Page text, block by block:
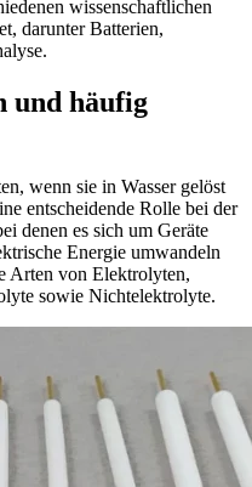
wissenschaftlichen
darunter Batterien,
und häufig
wenn sie in Wasser gelöst
entscheidende Rolle bei der
denen es sich um Geräte
Energie umwandeln
Arten von Elektrolyten,
sowie Nichtelektrolyte.